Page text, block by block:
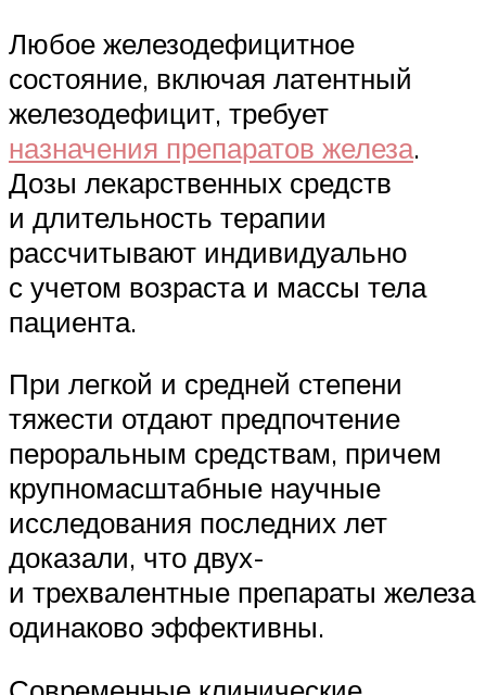
Любое железодефицитное
состояние, включая латентный
железодефицит, требует
назначения препаратов железа.
Дозы лекарственных средств
и длительность терапии
рассчитывают индивидуально
с учетом возраста и массы тела
пациента.
При легкой и средней степени
тяжести отдают предпочтение
пероральным средствам, причем
крупномасштабные научные
исследования последних лет
доказали, что двух-
и трехвалентные препараты железа
одинаково эффективны.